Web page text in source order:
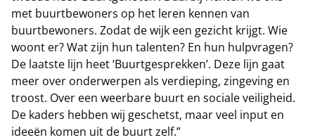
met buurtbewoners op het leren kennen van
buurtbewoners. Zodat de wijk een gezicht krijgt. Wie
woont er? Wat zijn hun talenten? En hun hulpvragen?
De laatste lijn heet ‘Buurtgesprekken’. Deze lijn gaat
meer over onderwerpen als verdieping, zingeving en
troost. Over een weerbare buurt en sociale veiligheid.
De kaders hebben wij geschetst, maar veel input en
ideeën komen uit de buurt zelf.”